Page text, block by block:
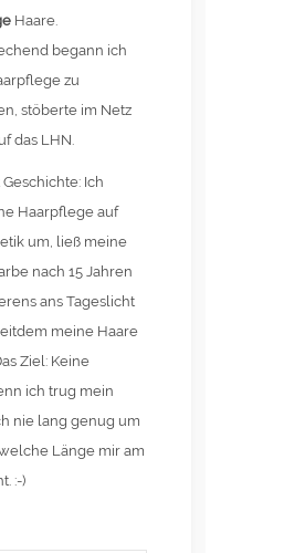
Haare.
begann ich
zu
stöberte im Netz
das LHN.
Geschichte: Ich
Haarpflege auf
um, ließ meine
nach 15 Jahren
ans Tageslicht
meine Haare
Ziel: Keine
ich trug mein
nie lang genug um
Länge mir am
:-)